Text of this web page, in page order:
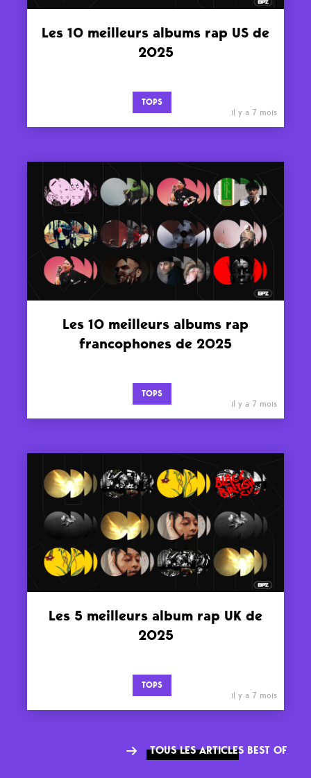
Les 10 meilleurs albums rap US de
2025
TOPS
il y a 7 mois
Les 10 meilleurs albums rap
francophones de 2025
TOPS
il y a 7 mois
Les 5 meilleurs album rap UK de
2025
TOPS
il y a 7 mois
TOUS LES ARTICLES BEST OF